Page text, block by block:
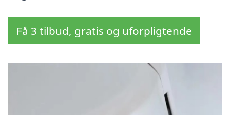
Få 3 tilbud, gratis og uforpligtende